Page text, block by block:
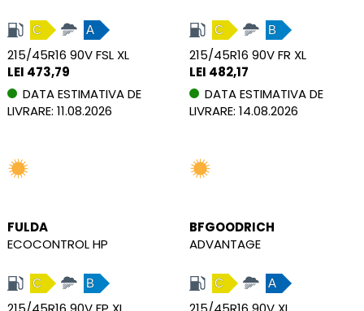
C A
215/45R16 90V FSL XL
LEI 473,79
DATA ESTIMATIVA DE
LIVRARE: 11.08.2026
C B
215/45R16 90V FR XL
LEI 482,17
DATA ESTIMATIVA DE
LIVRARE: 14.08.2026
FULDA
ECOCONTROL HP
C B
BFGOODRICH
ADVANTAGE
C A